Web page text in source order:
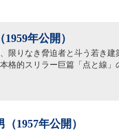
年公開）
限りなき脅迫者と斗う若き
格的スリラー巨篇「点と線
1957年公開）